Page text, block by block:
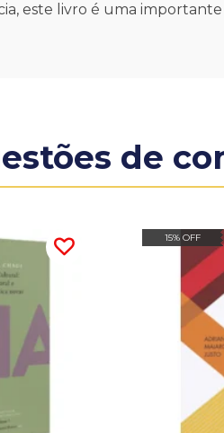
este livro é uma
de
15% OFF